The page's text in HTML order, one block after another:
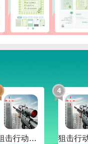
他们的日常生活。
纸，还有不同的字
己喜欢的东西，然
日记的功能，还可
狙击行动代号猎鹰最新版
4